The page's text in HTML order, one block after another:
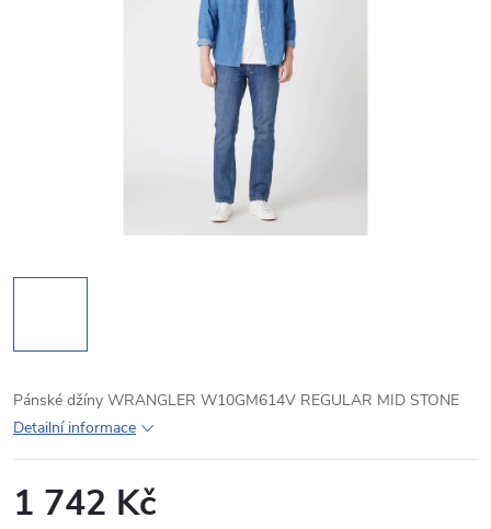
Pánské džíny WRANGLER W10GM614V REGULAR MID STONE
Detailní informace
1 742 Kč